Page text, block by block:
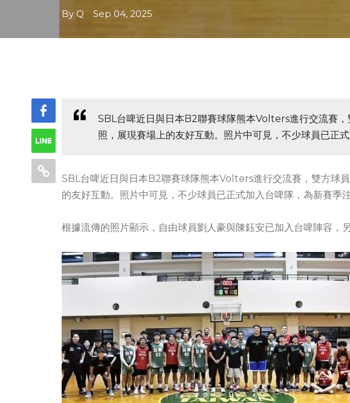
By Q Sep 04, 2025
SBL台啤近日與日本B2聯賽球隊熊本Volters進行交流賽
照，展現賽場上的友好互動。照片中可見，不少球員已正
SBL台啤近日與日本B2聯賽球隊熊本Volters進行交流賽，雙方球
的友好互動。照片中可見，不少球員已正式加入台啤隊，為新賽季注
根據流傳的照片顯示，自由球員劉人豪與陳鈺安已加入台啤陣容，